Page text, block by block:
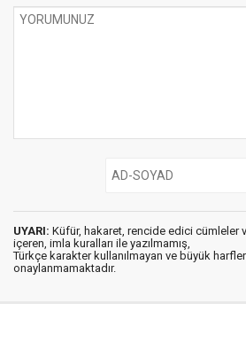
UYARI: Küfür, hakaret, rencide edici cümleler
içeren, imla kuralları ile yazılmamış,
Türkçe karakter kullanılmayan ve büyük
onaylanmamaktadır.